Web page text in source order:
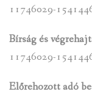
11746029-
Bírság és
11746029-
Előrehozott adó